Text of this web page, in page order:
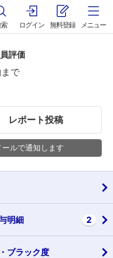
ログイン 無料登録 メニュー
評価
で
レポート投稿
ルで通知します
明細 2
ブラック度